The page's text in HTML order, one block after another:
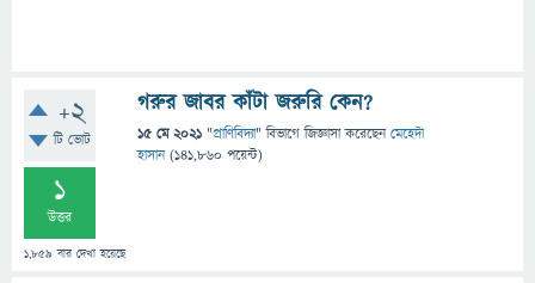
+2
টি ভোট
1
উত্তর
1,859 বার দেখা হয়েছে
গরুর জাবর কাঁটা জরুরি কেন?
15 মে 2021 "প্রাণিবিদ্যা" বিভাগে জিজ্ঞাসাকরেছেনমেহেদী
হাসান (141,860 পয়েন্ট)